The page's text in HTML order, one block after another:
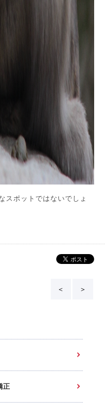
スポットではないでしょ
＜ ＞
正